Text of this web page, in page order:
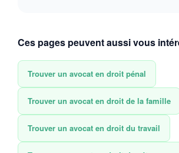
Ces pages peuvent aussi vous
Trouver un avocat en droit pénal
Trouver un avocat en droit de la famille
Trouver un avocat en droit du travail